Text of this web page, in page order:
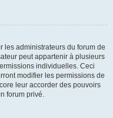
les administrateurs du forum de
peut appartenir à plusieurs
individuelles. Ceci
modifier les permissions de
leur accorder des pouvoirs
forum privé.